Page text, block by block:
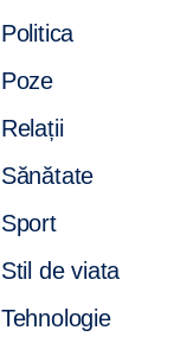
Politica
Poze
Relații
Sănătate
Sport
Stil de viata
Tehnologie